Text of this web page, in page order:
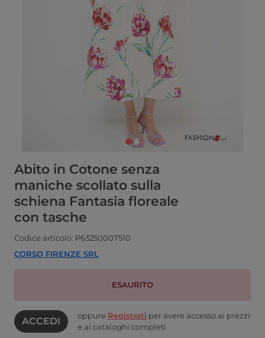
Abito in Cotone senza
maniche scollato sulla
schiena Fantasia floreale
con tasche
Codice articolo: P63250007510
CORSO FIRENZE SRL
ESAURITO
ACCEDI oppure Registrati per avere accesso ai prezzi
e ai cataloghi completi